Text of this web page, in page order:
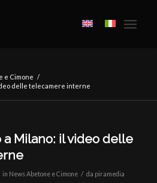
e Cimone /
delle telecamere interne
Milano: il video delle
in News Abetone e Cimone / da piramedia